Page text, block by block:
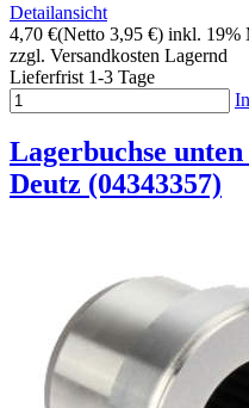
Detailansicht
4,70 €(Netto 3,95 €) inkl. 19%
zzgl. Versandkosten Lagernd
Lieferfrist 1-3 Tage
Lagerbuchse
Deutz (04343357)